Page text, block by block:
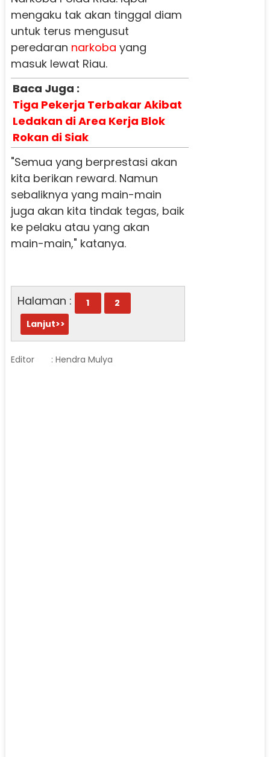
mengaku tak akan tinggal diam
untuk terus mengusut
peredaran narkoba yang
masuk lewat Riau.
Baca Juga :
Tiga Pekerja Terbakar Akibat
Ledakan di Area Kerja Blok
Rokan di Siak
"Semua yang berprestasi akan
kita berikan reward. Namun
sebaliknya yang main-main
juga akan kita tindak tegas, baik
ke pelaku atau yang akan
main-main," katanya.
Halaman : 1
2
Lanjut>>
Editor : Hendra Mulya